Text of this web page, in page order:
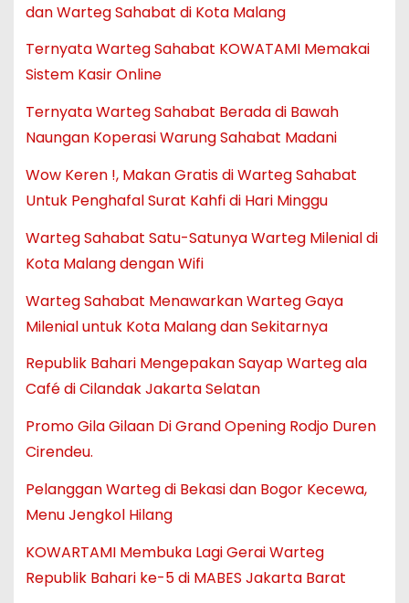
dan Warteg Sahabat di Kota Malang
Ternyata Warteg Sahabat KOWATAMI Memakai
Sistem Kasir Online
Ternyata Warteg Sahabat Berada di Bawah
Naungan Koperasi Warung Sahabat Madani
Wow Keren !, Makan Gratis di Warteg Sahabat
Untuk Penghafal Surat Kahfi di Hari Minggu
Warteg Sahabat Satu-Satunya Warteg Milenial di
Kota Malang dengan Wifi
Warteg Sahabat Menawarkan Warteg Gaya
Milenial untuk Kota Malang dan Sekitarnya
Republik Bahari Mengepakan Sayap Warteg ala
Café di Cilandak Jakarta Selatan
Promo Gila Gilaan Di Grand Opening Rodjo Duren
Cirendeu.
Pelanggan Warteg di Bekasi dan Bogor Kecewa,
Menu Jengkol Hilang
KOWARTAMI Membuka Lagi Gerai Warteg
Republik Bahari ke-5 di MABES Jakarta Barat